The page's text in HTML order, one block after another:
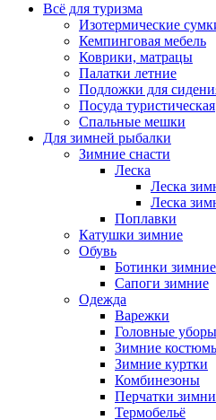
Всё для туризма
Изотермические
Кемпинговая мебель
Коврики, матрацы
Палатки летние
Подложки для
Посуда туристическая
Спальные мешки
Для зимней рыбалки
Зимние снасти
Леска
Леска
Леска
Поплавки
Катушки зимние
Обувь
Ботинки зимние
Сапоги зимние
Одежда
Варежки
Головные уборы
Зимние
Зимние куртки
Комбинезоны
Перчатки
Термобельё